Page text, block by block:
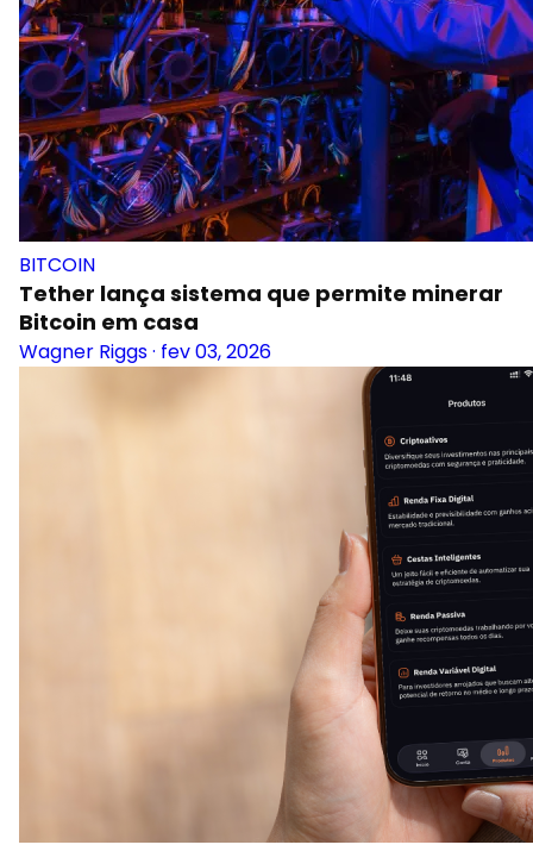
BITCOIN
Tether lança sistema que permite minerar
Bitcoin em casa
Wagner Riggs· fev 03, 2026